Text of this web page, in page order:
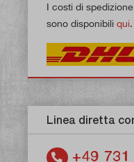
I costi di
sono disponibili qui.
Linea diretta
+49 731